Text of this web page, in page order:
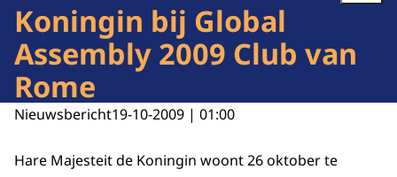
Koningin bij Global
Assembly 2009 Club van
Rome
Nieuwsbericht19-10-2009 | 01:00
Hare Majesteit de Koningin woont 26 oktober te